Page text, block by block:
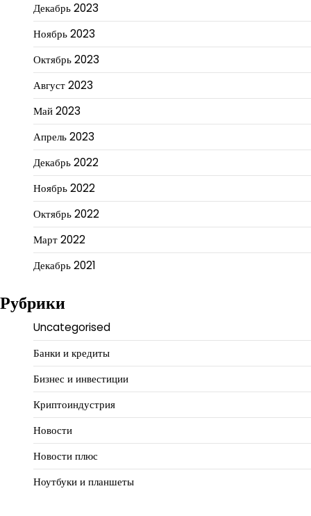
Декабрь 2023
Ноябрь 2023
Октябрь 2023
Август 2023
Май 2023
Апрель 2023
Декабрь 2022
Ноябрь 2022
Октябрь 2022
Март 2022
Декабрь 2021
Рубрики
Uncategorised
Банки и кредиты
Бизнес и инвестиции
Криптоиндустрия
Новости
Новости плюс
Ноутбуки и планшеты